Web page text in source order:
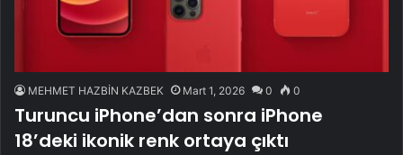
MEHMET HAZBİN KAZBEK Mart 1, 2026 0 0
Turuncu iPhone’dan sonra iPhone
18’deki ikonik renk ortaya çıktı